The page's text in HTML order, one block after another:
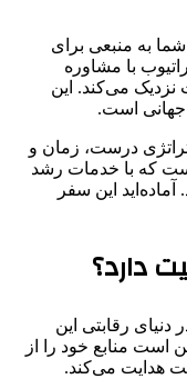
شما به منبعی برای
با مشاوره
نزدیک می‌کند. این
است.
درست، زمان و
است که با خدمات رشد
این سفر
دارد؟
دنیای رقابتی این
است منابع خود را از
هدایت می‌کند.